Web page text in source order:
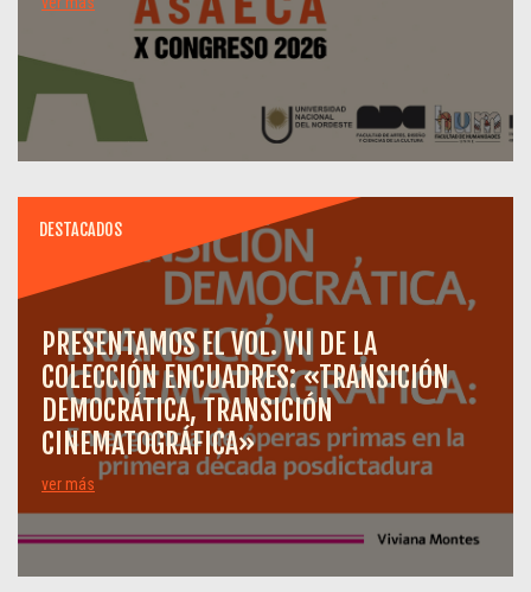
DESTACADOS
PRESENTAMOS EL VOL. VII DE LA
COLECCIÓN ENCUADRES: «TRANSICIÓN
DEMOCRÁTICA, TRANSICIÓN
CINEMATOGRÁFICA»
ver más